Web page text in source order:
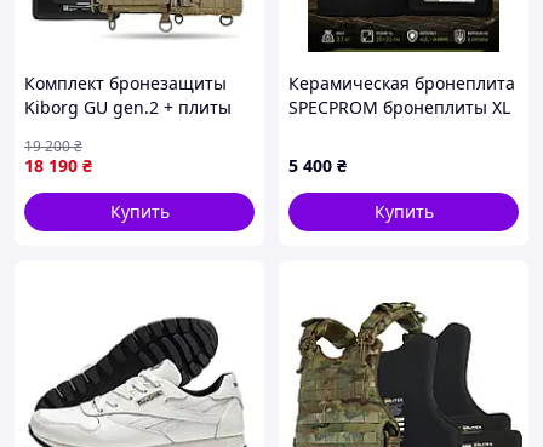
Комплект бронезащиты
Kiborg GU gen.2 + плиты
класса — Койот
18 190 ₴
19 200₴
Купить
Керамическая бронеплита
SPECPROM бронеплиты XL
класс ДСТУ NIJ Level IV 3,7
кг
5 400 ₴
Купить